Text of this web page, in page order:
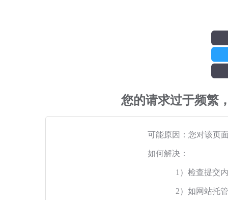
您的请求过于频繁
可能原因：您对该页
如何解决：
1）检查提交
2）如网站托